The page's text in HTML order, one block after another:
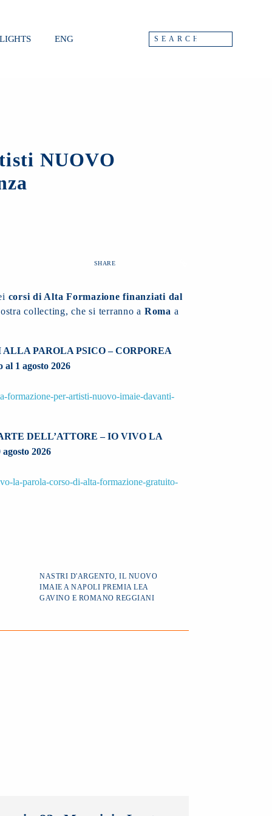
ENG
NUOVO
SHARE
corsi di Alta Formazione finanziati dal
collecting, che si terranno a Roma a
ALLA PAROLA PSICO – CORPOREA
al 1 agosto 2026
formazione-per-artisti-nuovo-imaie-davanti-
DELL’ATTORE – IO VIVO LA
2026
la-parola-corso-di-alta-formazione-gratuito-
NASTRI D'ARGENTO, IL NUOVO
IMAIE A NAPOLI PREMIA LEA
GAVINO E ROMANO REGGIANI